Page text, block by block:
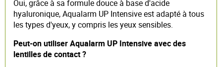
Oui, grâce à sa formule douce à base d'acide
hyaluronique, Aqualarm UP Intensive est adapté à tous
les types d'yeux, y compris les yeux sensibles.
Peut-on utiliser Aqualarm UP Intensive avec des
lentilles de contact ?